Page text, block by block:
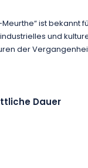
ist bekannt
und
der
die zum
Orte: Sie können
die
Dauer